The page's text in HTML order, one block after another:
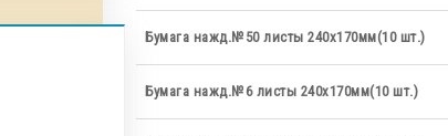
Бумага нажд.№50 листы 240х170мм(10 шт.)
Бумага нажд.№6 листы 240х170мм(10 шт.)